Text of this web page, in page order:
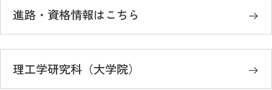
進路・資格情報はこちら
理工学研究科（大学院）